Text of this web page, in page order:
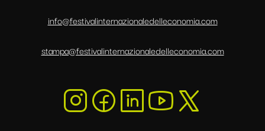
info@festivalinternazionaledelleconomia.com
stampa@festivalinternazionaledelleconomia.com